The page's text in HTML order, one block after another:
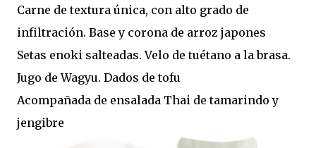
Carne de textura única, con alto grado de
infiltración. Base y corona de arroz japones
Setas enoki salteadas. Velo de tuétano a la brasa.
Jugo de Wagyu. Dados de tofu
Acompañada de ensalada Thai de tamarindo y
jengibre